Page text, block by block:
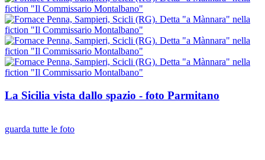
La Sicilia vista dallo spazio - foto Parmitano
guarda tutte le foto